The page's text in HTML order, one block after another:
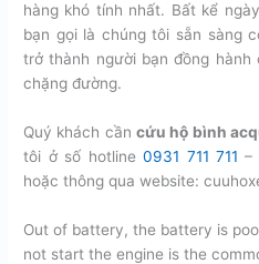
hàng khó tính nhất. Bất kể
bạn gọi là chúng tôi sẵn sàng
trở thành người bạn đồng
chặng đường.
Quý khách cần cứu hộ bình
tôi ở số hotline0931 711 711 –
hoặc thông qua website:
Out of battery, the battery is
not start the engine is the